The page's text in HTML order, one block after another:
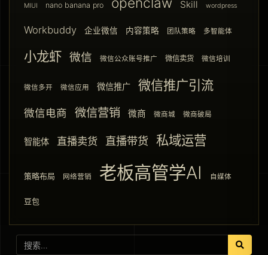
MIUI nano banana pro Skill wordpress
Workbuddy 企业微信 内容策略 团队策略 多智能体
小龙虾 微信 微信公众账号推广 微信卖货 微信培训
微信多开 微信应用 微信推广 微信推广引流
微信电商 微信营销 微商 微商城 微商破局
智能体 直播卖货 直播带货 私域运营
策略布局 网络营销 老板高管学AI 自媒体
豆包